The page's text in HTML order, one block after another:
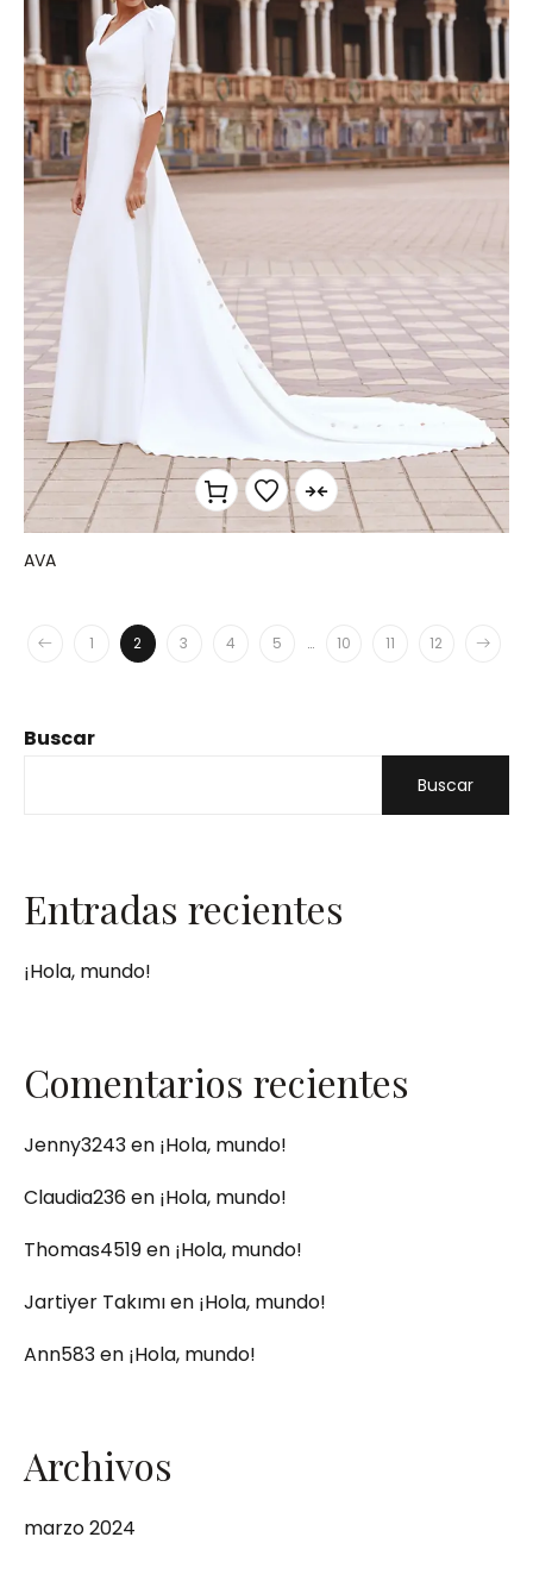
Buscar
Buscar
Entradas recientes
¡Hola, mundo!
Comentarios recientes
Jenny3243en ¡Hola, mundo!
Claudia236en ¡Hola, mundo!
Thomas4519en ¡Hola, mundo!
Jartiyer Takımıen ¡Hola, mundo!
Ann583en ¡Hola, mundo!
Archivos
marzo 2024
AVA
1 2 3 4 5 … 10 11 12